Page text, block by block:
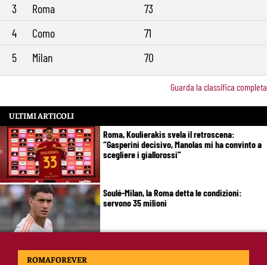
3
Roma
73
4
Como
71
5
Milan 70
Guarda la classifica completa
ULTIMI ARTICOLI
Roma, Koulierakis svela il retroscena:
“Gasperini decisivo, Manolas mi ha convinto a
scegliere i giallorossi”
Soulé-Milan, la Roma detta le condizioni:
servono 35 milioni
Koulierakis-Roma, impatto immediato: gol e
ROMAFOREVER